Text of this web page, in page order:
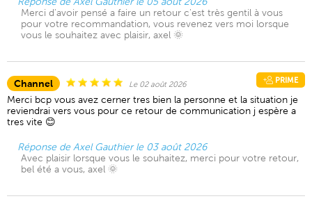
Merci d'avoir pensé a faire un retour c'est très gentil à vous
pour votre recommandation, vous revenez vers moi lorsque
vous le souhaitez avec plaisir, axel 🌞
Channel Le 02 août 2026 PRIME
Merci bcp vous avez cerner tres bien la personne et la situation je
reviendrai vers vous pour ce retour de communication j espère a
tres vite 😊
Réponse de Axel Gauthier le 03 août 2026
Avec plaisir lorsque vous le souhaitez, merci pour votre retour,
bel été a vous, axel 🌞